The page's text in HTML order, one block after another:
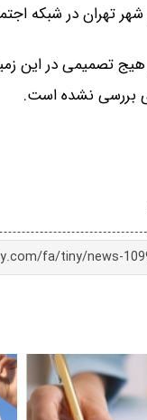
تهران در شبکه
تصمیمی در این
بررسی نشده است.